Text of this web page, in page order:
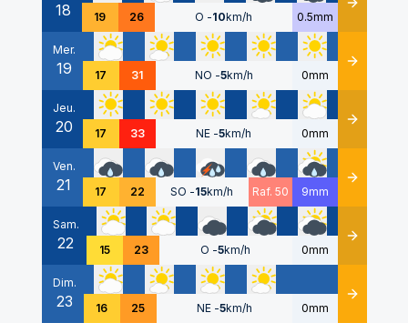
18 19 26 O -10km/h 0.5mm Détails
Mer.
19 17 31 NO -5km/h 0mm Détails
Jeu.
20 17 33 NE -5km/h 0mm Détails
Ven.
21 17 22 SO -15km/h Raf. 50 9mm Détails
Sam.
22 15 23 O -5km/h 0mm Détails
Dim.
23 16 25 NE -5km/h 0mm Détails